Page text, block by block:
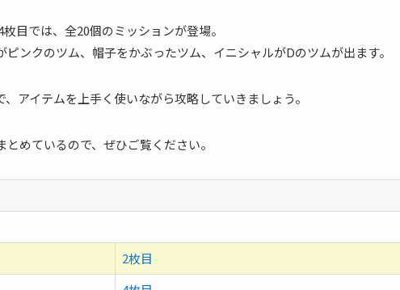
目では、全20個のミッションが登場。
ンクのツム、帽子をかぶったツム、イニシャルがDのツムが出ます。
アイテムを上手く使いながら攻略していきましょう。
めているので、ぜひご覧ください。
2枚目